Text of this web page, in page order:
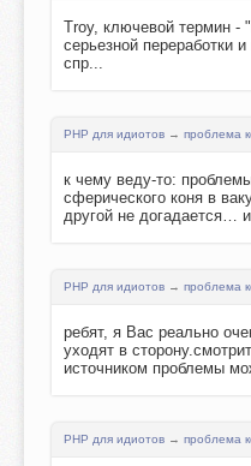
Troy, ключевой термин -
серьезной переработки
спр...
PHP для идиотов → проблема
к чему веду-то:
сферического коня в
другой не догадается…
PHP для идиотов → проблема
ребят, я Вас реально
уходят в
источником проблемы
PHP для идиотов → проблема